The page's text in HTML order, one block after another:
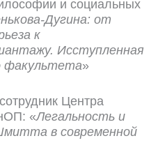
и социальных
Дугина: от
к
Исступленная
факультета»
Центра
«Легальность и
в современной